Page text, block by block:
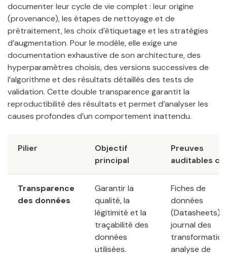
documenter leur cycle de vie complet : leur origine
(provenance), les étapes de nettoyage et de
prétraitement, les choix d’étiquetage et les stratégies
d’augmentation. Pour le modèle, elle exige une
documentation exhaustive de son architecture, des
hyperparamètres choisis, des versions successives de
l’algorithme et des résultats détaillés des tests de
validation. Cette double transparence garantit la
reproductibilité des résultats et permet d’analyser les
causes profondes d’un comportement inattendu.
Pilier
Objectif
principal
Preuves
auditables
Transparence
des données
Garantir la
qualité, la
légitimité et la
traçabilité des
données
utilisées.
Fiches de
données
(Datasheets),
journal des
analyse de